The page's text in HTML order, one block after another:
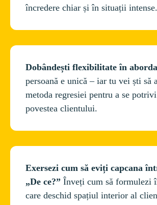
Dobândești flexibilitate în
persoană e unică – iar tu vei ști să
metoda regresiei pentru a se
Exersezi cum să eviți capcana
„De ce?” Înveți cum să formulezi
care deschid spațiul interior al